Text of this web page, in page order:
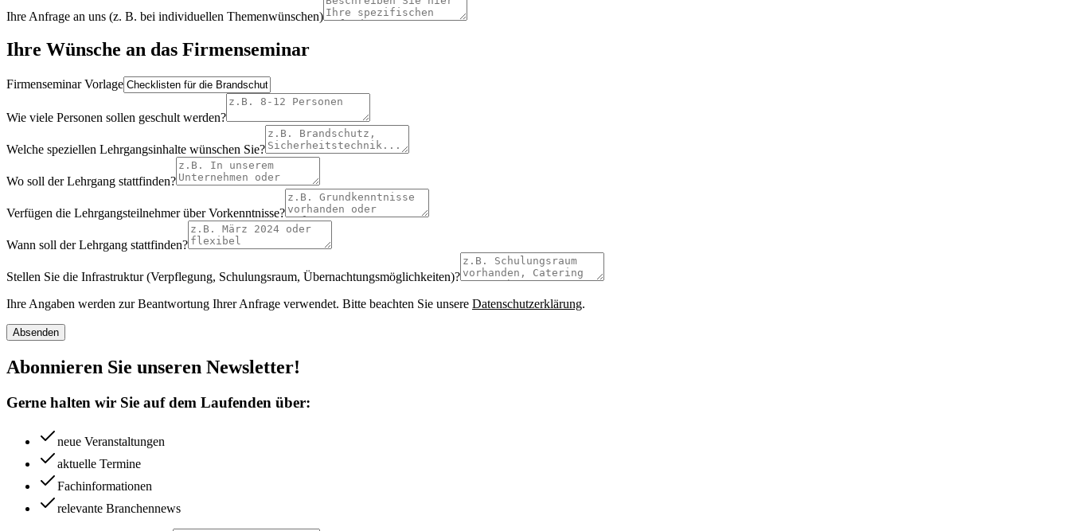
Ihre Anfrage an uns (z. B. bei individuellen Themenwünschen)
Ihre Wünsche an das Firmenseminar
Firmenseminar Vorlage
Wie viele Personen sollen geschult werden?
Welche speziellen Lehrgangsinhalte wünschen Sie?
Wo soll der Lehrgang stattfinden?
Verfügen die Lehrgangsteilnehmer über Vorkenntnisse?
Wann soll der Lehrgang stattfinden?
Stellen Sie die Infrastruktur (Verpflegung, Schulungsraum, Übernachtungsmöglichkeiten)?
Ihre Angaben werden zur Beantwortung Ihrer Anfrage verwendet. Bitte beachten Sie unsere Datenschutzerklärung.
Absenden
Abonnieren Sie unseren Newsletter!
Gerne halten wir Sie auf dem Laufenden über:
neue Veranstaltungen
aktuelle Termine
Fachinformationen
relevante Branchennews